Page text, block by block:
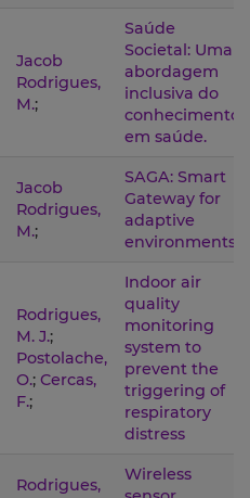
Jacob
Rodrigues,
M.;
Saúde
Societal: Uma
abordagem
inclusiva do
conhecimento
em saúde.
Jacob
Rodrigues,
M.;
SAGA: Smart
Gateway for
adaptive
environments
Rodrigues,
M. J.;
Postolache,
O.; Cercas,
F.;
Indoor air
quality
monitoring
system to
prevent the
triggering of
respiratory
distress
Rodrigues,
Wireless